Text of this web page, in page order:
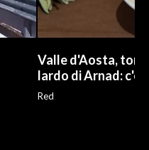
Valle d'Aosta,
lardo di Arnad: c'è
Red